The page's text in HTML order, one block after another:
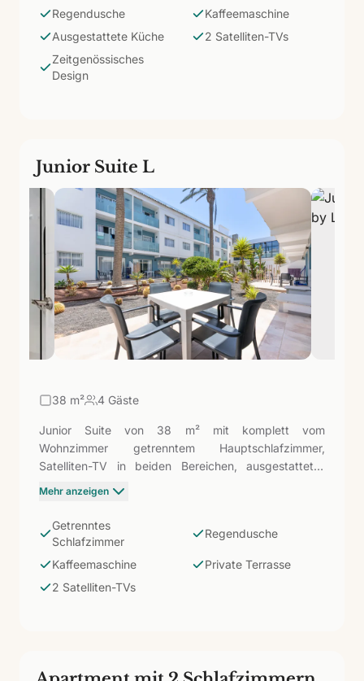
Design macht es sehr praktisch für Paare, die
Regendusche
Kaffeemaschine
Ausgestattete Küche
2 Satelliten-TVs
Zeitgenössisches
Design
Junior Suite L
38 m² 4 Gäste
Junior Suite von 38 m² mit komplett vom
Wohnzimmer getrenntem Hauptschlafzimmer,
Satelliten-TV in beiden Bereichen, ausgestatteter
Matratze und privatem Balkon oder Terrasse. Es ist
eine geräumigere Option als das Studio M, geeignet
für diejenigen, die eine bequemere Aufteilung
Entspannen Sie sich auf Ihrem privaten Balkon oder
Ihrer Terrasse und genießen Sie die Annehmlichkeiten
Mehr anzeigen
Getrenntes
Schlafzimmer
Regendusche
Kaffeemaschine
Private Terrasse
2 Satelliten-TVs